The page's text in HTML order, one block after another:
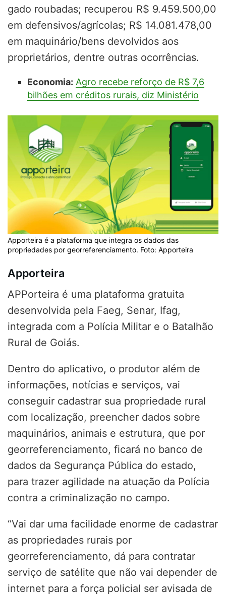
gado roubadas; recuperou R$ 9.459.500,00
em defensivos/agrícolas; R$ 14.081.478,00
em maquinário/bens devolvidos aos
proprietários, dentre outras ocorrências.
Economia: Agro recebe reforço de R$ 7,6
bilhões em créditos rurais, diz Ministério
Apporteira é a plataforma que integra os dados das
propriedades por georreferenciamento. Foto: Apporteira
Apporteira
APPorteira é uma plataforma gratuita
desenvolvida pela Faeg, Senar, Ifag,
integrada com a Polícia Militar e o Batalhão
Rural de Goiás.
Dentro do aplicativo, o produtor além de
informações, notícias e serviços, vai
conseguir cadastrar sua propriedade rural
com localização, preencher dados sobre
maquinários, animais e estrutura, que por
georreferenciamento, ficará no banco de
dados da Segurança Pública do estado,
para trazer agilidade na atuação da Polícia
contra a criminalização no campo.
“Vai dar uma facilidade enorme de cadastrar
as propriedades rurais por
georreferenciamento, dá para contratar
serviço de satélite que não vai depender de
internet para a força policial ser avisada de